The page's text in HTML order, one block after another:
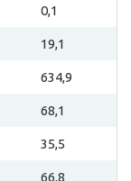
0,1
19,1
634,9
68,1
35,5
66,8